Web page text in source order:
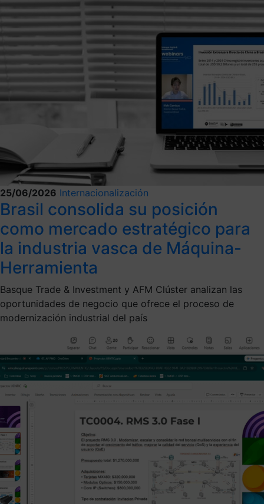
25/06/2026 Internacionalización
Brasil consolida su posición
como mercado estratégico para
la industria vasca de Máquina-
Herramienta
Basque Trade & Investment y AFM Clúster analizan las
oportunidades de negocio que ofrece el proceso de
modernización industrial del país